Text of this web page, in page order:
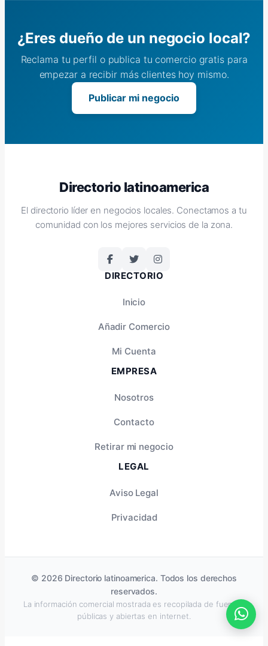
¿Eres dueño de un negocio local?
Reclama tu perfil o publica tu comercio gratis para
empezar a recibir más clientes hoy mismo.
Publicar mi negocio
Directorio latinoamerica
El directorio líder en negocios locales. Conectamos a tu
comunidad con los mejores servicios de la zona.
DIRECTORIO
Inicio
Añadir Comercio
Mi Cuenta
EMPRESA
Nosotros
Contacto
Retirar mi negocio
LEGAL
Aviso Legal
Privacidad
© 2026 Directorio latinoamerica. Todos los derechos
reservados.
La información comercial mostrada es recopilada de fuentes
públicas y abiertas en internet.